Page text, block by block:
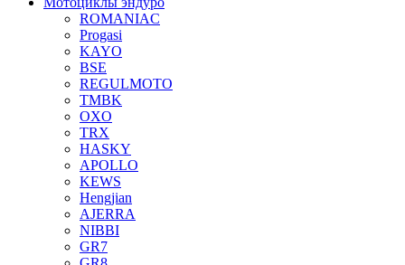
ROMANIAC
Progasi
KAYO
BSE
REGULMOTO
TMBK
OXO
TRX
HASKY
APOLLO
KEWS
Hengjian
AJERRA
NIBBI
GR7